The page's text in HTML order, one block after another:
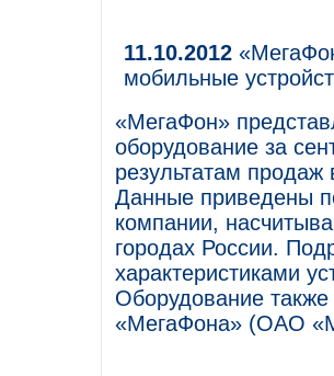
11.10.2012
мобильные
«МегаФон»
оборудование за
результатам
Данные приведены
компании,
городах России.
характеристиками
Оборудование
«МегаФона» (ОАО